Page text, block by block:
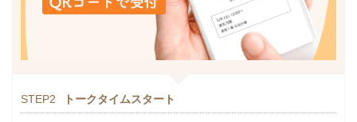
STEP2 トークタイムスタート